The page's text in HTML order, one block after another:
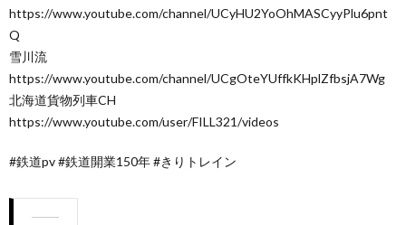
https://www.youtube.com/channel/UCyHU2YoOhMASCyyPlu6pnt
Q
雪川流
https://www.youtube.com/channel/UCgOteYUffkKHplZfbsjA7Wg
北海道貨物列車CH
https://www.youtube.com/user/FILL321/videos
#鉄道pv #鉄道開業150年 #きりトレイン